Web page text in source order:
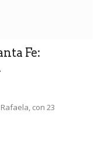
Fe:
con 23